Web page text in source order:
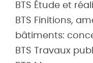
BTS Étude et
BTS Finitions,
bâtiments:
BTS Travaux